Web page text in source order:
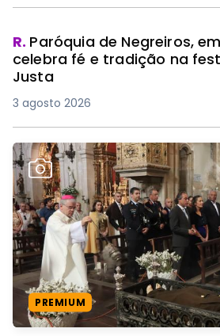
R. Paróquia de Negreiros,
celebra fé e tradição na
Justa
3 agosto 2026
PREMIUM